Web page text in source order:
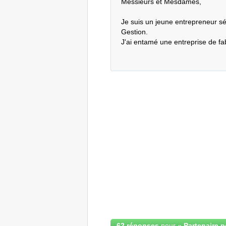
Je suis un jeune entrepreneur
Gestion.
J'ai entamé une entreprise de